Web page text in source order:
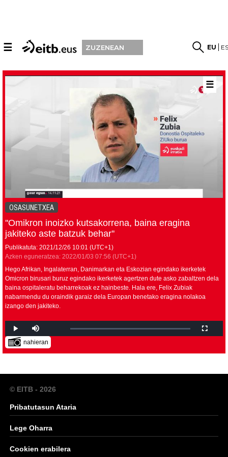
☰ ZUZENEAN EU
☰
OSASUNETXEA
''Omikron inoizko kutsakorrena, baina eragina
jakiteko aste batzuk behar''
Publikatuta: 2021/12/26 10:01 (UTC+1)
Azken eguneratzea: 2022/01/03 07:56 (UTC+1)
Hego Afrikan, Ingalaterran, Danimarkan eta Eskozian egindako ikerketek
Omicron birusari buruz egindako ikerketek agertzen dute asko zabaltzen dela
baina ospitaleratu beharrekoak ez hainbeste. Hala ere, Felix Zubiak
nabarmendu du oraindik garaiz dela Europan benetako eragina nolakoa
izango den jakiteko.
nahieran
© EITB - 2026
Pribatutasun Ataria
Lege Oharra
Cookien erabilera